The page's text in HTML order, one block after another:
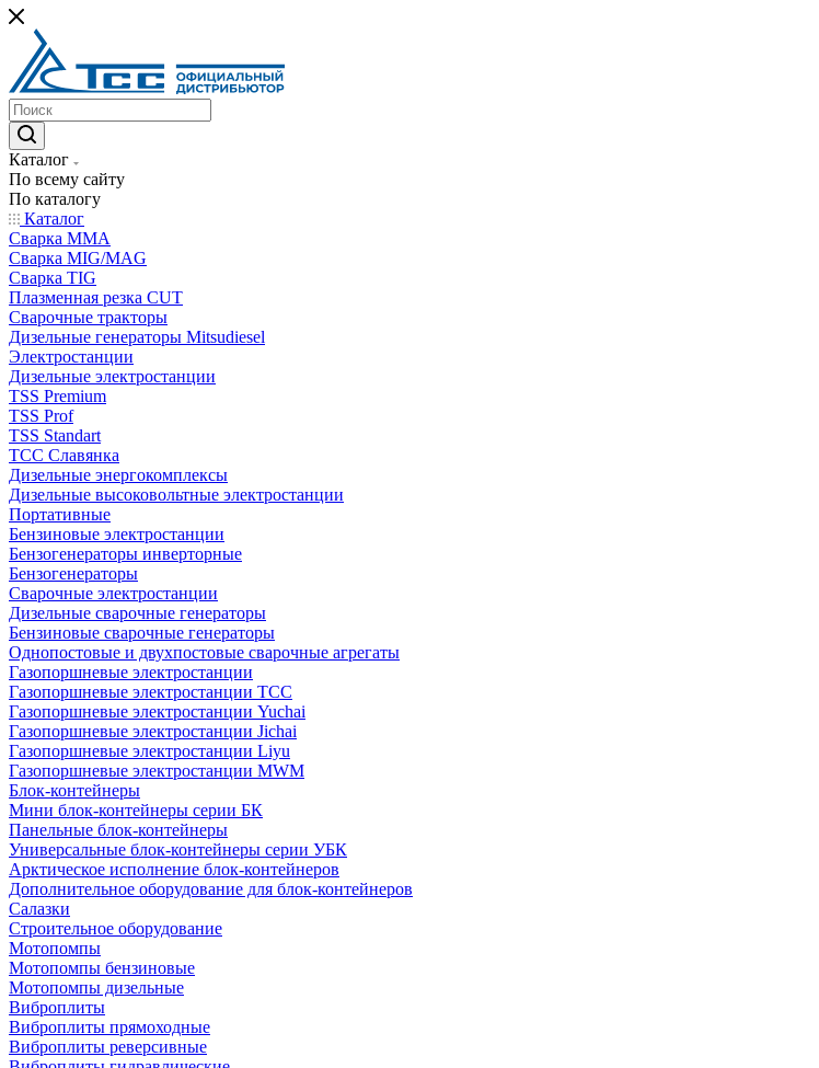
Каталог
По всему сайту
По каталогу
Каталог
Сварка MMA
Сварка MIG/MAG
Сварка TIG
Плазменная резка CUT
Сварочные тракторы
Дизельные генераторы Mitsudiesel
Электростанции
Дизельные электростанции
TSS Premium
TSS Prof
TSS Standart
ТСС Славянка
Дизельные энергокомплексы
Дизельные высоковольтные электростанции
Портативные
Бензиновые электростанции
Бензогенераторы инверторные
Бензогенераторы
Сварочные электростанции
Дизельные сварочные генераторы
Бензиновые сварочные генераторы
Однопостовые и двухпостовые сварочные агрегаты
Газопоршневые электростанции
Газопоршневые электростанции ТСС
Газопоршневые электростанции Yuchai
Газопоршневые электростанции Jichai
Газопоршневые электростанции Liyu
Газопоршневые электростанции MWM
Блок-контейнеры
Мини блок-контейнеры серии БК
Панельные блок-контейнеры
Универсальные блок-контейнеры серии УБК
Арктическое исполнение блок-контейнеров
Дополнительное оборудование для блок-контейнеров
Салазки
Строительное оборудование
Мотопомпы
Мотопомпы бензиновые
Мотопомпы дизельные
Виброплиты
Виброплиты прямоходные
Виброплиты реверсивные